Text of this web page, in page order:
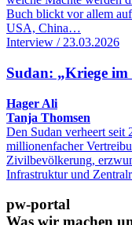
Buch blickt vor allem
USA, China…
Interview / 23.03.2026
Sudan: „Kriege
Hager Ali
Tanja Thomsen
Den Sudan verheert seit
millionenfacher
Zivilbevölkerung,
Infrastruktur und
pw-portal